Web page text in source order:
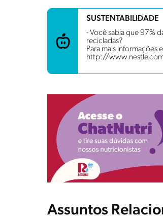
SUSTENTABILIDADE
- Você sabia que 97%
recicladas?
Para mais informações
http://
Assuntos